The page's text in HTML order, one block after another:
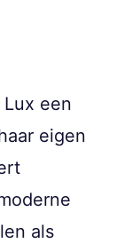
een
eigen
als